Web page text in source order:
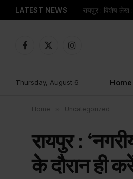
LATEST NEWS रायपुर : विशेष लेख
Facebook
X
Instagram
Thursday, August 6 Home
Home Uncategorized
रायपुर :
के दौरान ही